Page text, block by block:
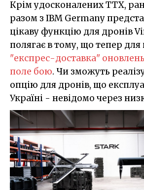
Крім удосконалених ТТХ,
разом з IBM Germany
цікаву функцію для дронів
полягає в тому, що тепер для
"експрес-доставка"
поле бою. Чи зможуть
опцію для дронів, що
Україні - невідомо через